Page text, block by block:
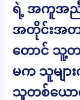
ရဲ့ အကူအညီ
အတိုင်းအတ
တောင် သူ့
မက သူမျ
သူတစ်ယော